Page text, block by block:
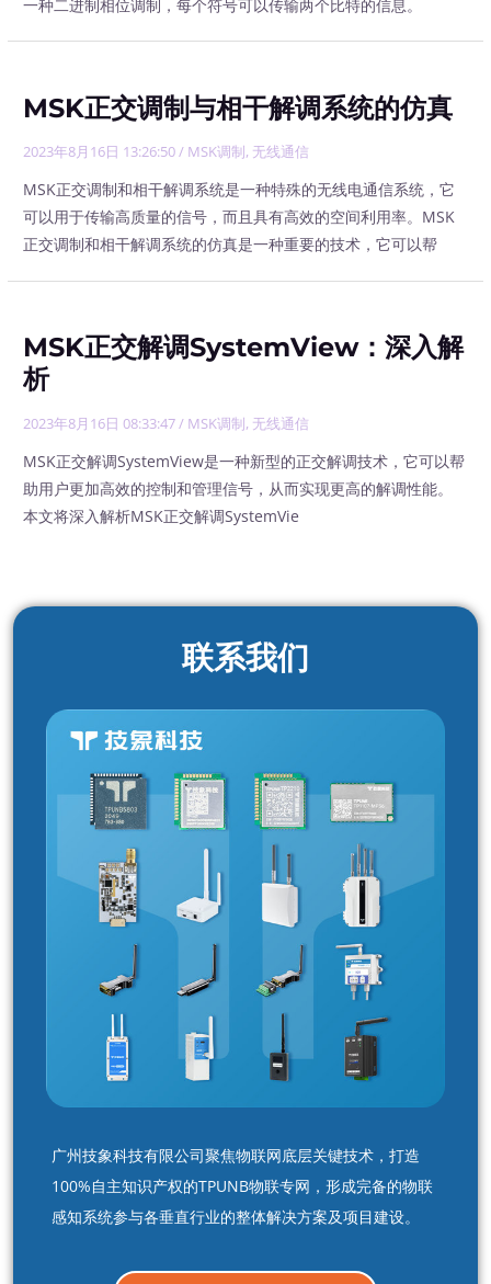
一种二进制相位调制，每个符号可以传输两个比特的信息。
MSK正交调制与相干解调系统的仿真
2023年8月16日 13:26:50/ MSK调制, 无线通信
MSK正交调制和相干解调系统是一种特殊的无线电通信系统，它
可以用于传输高质量的信号，而且具有高效的空间利用率。MSK
正交调制和相干解调系统的仿真是一种重要的技术，它可以帮
MSK正交解调SystemView：深入解
析
2023年8月16日 08:33:47/ MSK调制, 无线通信
MSK正交解调SystemView是一种新型的正交解调技术，它可以帮
助用户更加高效的控制和管理信号，从而实现更高的解调性能。
本文将深入解析MSK正交解调SystemVie
联系我们
广州技象科技有限公司聚焦物联网底层关键技术，打造
100%自主知识产权的TPUNB物联专网，形成完备的物联
感知系统参与各垂直行业的整体解决方案及项目建设。